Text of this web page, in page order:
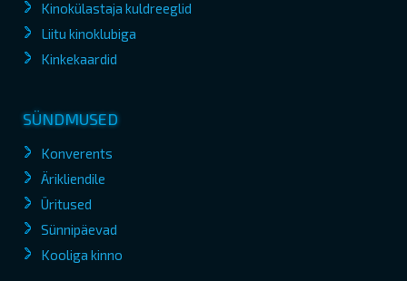
Kinokülastaja kuldreeglid
Liitu kinoklubiga
Kinkekaardid
SÜNDMUSED
Konverents
Ärikliendile
Üritused
Sünnipäevad
Kooliga kinno